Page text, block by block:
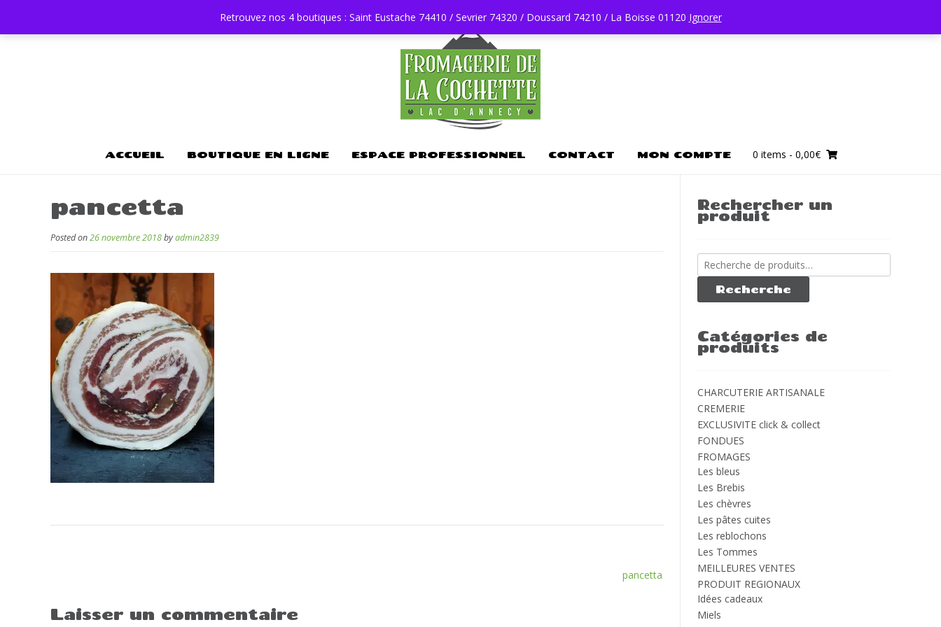
Retrouvez nos 4 boutiques : Saint Eustache 74410 / Sevrier 74320 / Doussard 74210 / La Boisse 01120 Ignorer
ACCUEIL BOUTIQUE EN LIGNE ESPACE PROFESSIONNEL CONTACT MON COMPTE 0 items - 0,00€
pancetta
Posted on26 novembre 2018byadmin2839
l’article
pancetta
Laisser un commentaire
Rechercher un
produit
Recherche
pour :
Recherche
Catégories de
produits
CHARCUTERIE ARTISANALE
CREMERIE
EXCLUSIVITE click & collect
FONDUES
FROMAGES
Les bleus
Les Brebis
Les chèvres
Les pâtes cuites
Les reblochons
Les Tommes
MEILLEURES VENTES
PRODUIT REGIONAUX
Idées cadeaux
Miels